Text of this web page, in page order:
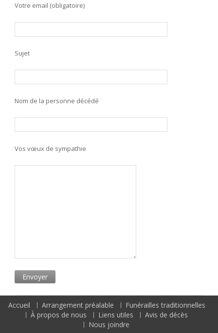
Votre email (obligatoire)
Sujet
Nom de la personne décédé
Vos vœux de sympathie
Accueil Arrangement préalable
Funérailles traditionnelles
À propos de nous
Liens utiles
Avis de décès
Nous joindre